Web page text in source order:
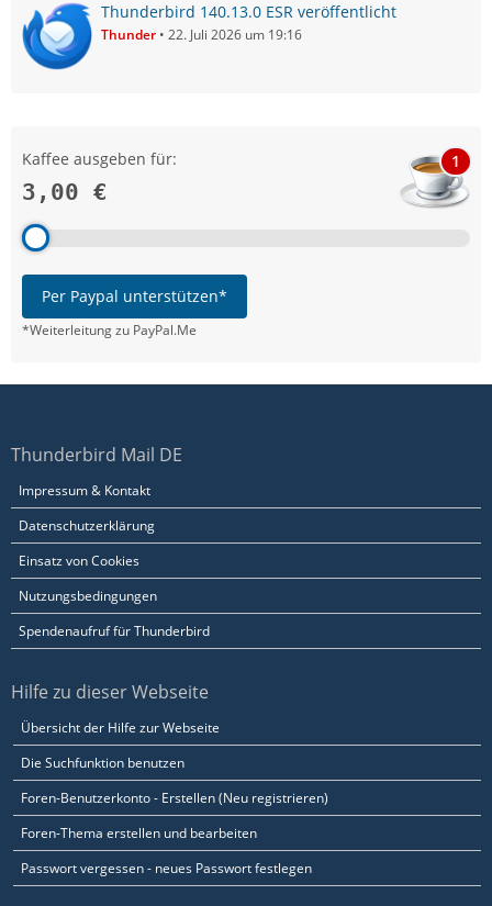
Thunderbird 140.13.0 ESR veröffentlicht
Thunder 22. Juli 2026 um 19:16
Kaffee ausgeben für:
3,00 €
1
Per Paypal unterstützen*
*Weiterleitung zu PayPal.Me
Thunderbird Mail DE
Impressum & Kontakt
Datenschutzerklärung
Einsatz von Cookies
Nutzungsbedingungen
Spendenaufruf für Thunderbird
Hilfe zu dieser Webseite
Übersicht der Hilfe zur Webseite
Die Suchfunktion benutzen
Foren-Benutzerkonto - Erstellen (Neu registrieren)
Foren-Thema erstellen und bearbeiten
Passwort vergessen - neues Passwort festlegen